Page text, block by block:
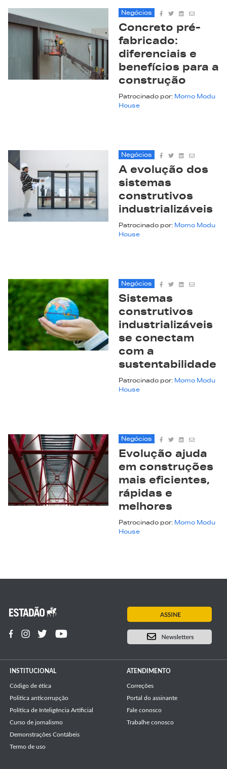
Negócios
Concreto pré-
fabricado:
diferenciais e
benefícios para a
construção
Patrocinado por: Momo Modu
House
Negócios
A evolução dos
sistemas
construtivos
industrializáveis
Patrocinado por: Momo Modu
House
Negócios
Sistemas
construtivos
industrializáveis
se conectam
com a
sustentabilidade
Patrocinado por: Momo Modu
House
Negócios
Evolução ajuda
em construções
mais eficientes,
rápidas e
melhores
Patrocinado por: Momo Modu
House
INSTITUCIONAL
Código de ética
Politica anticorrupção
Política de Inteligência Artificial
Curso de jornalismo
Demonstrações Contábeis
Termo de uso
ATENDIMENTO
Correções
Portal do assinante
Fale conosco
Trabalhe conosco